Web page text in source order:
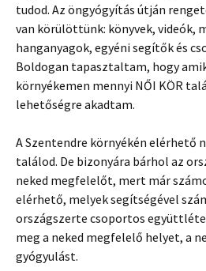
tudod. Az öngyógyítás útján
van körülöttünk: könyvek, videók,
hanganyagok, egyéni segítők és
Boldogan tapasztaltam, hogy
környékemen mennyi NŐI KÖR
lehetőségre akadtam.
A Szentendre környékén elérhető
találod. De bizonyára bárhol az
neked megfelelőt, mert már
elérhető, melyek segítségével
országszerte csoportos
meg a neked megfelelő helyet, a
gyógyulást.